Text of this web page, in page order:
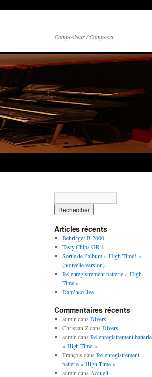
Compositeur / Composer
Articles récents
Behringer B 2600
Tasty Chips GR-1
Sortie de l’album « High Time! »
(nouvelle version)
Ré-enregistrement batterie « High
Time »
Dam’nco live
Commentaires récents
admin dans Divers
Christian Zdans Divers
admin dans Ré-enregistrement batterie
« High Time »
François dans Ré-enregistrement
batterie « High Time »
admin dans Accueil